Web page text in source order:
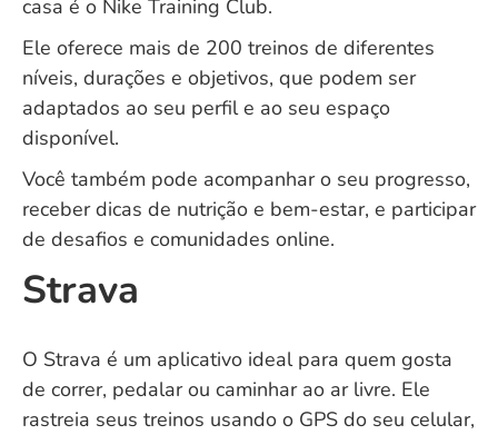
casa é o Nike Training Club.
Ele oferece mais de 200 treinos de diferentes
níveis, durações e objetivos, que podem ser
adaptados ao seu perfil e ao seu espaço
disponível.
Você também pode acompanhar o seu progresso,
receber dicas de nutrição e bem-estar, e participar
de desafios e comunidades online.
Strava
O Strava é um aplicativo ideal para quem gosta
de correr, pedalar ou caminhar ao ar livre. Ele
rastreia seus treinos usando o GPS do seu celular,